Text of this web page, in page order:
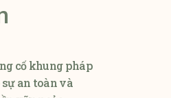
cố khung pháp
sự an toàn và